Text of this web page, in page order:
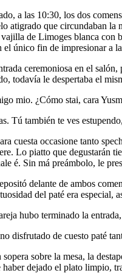
a las 10:30, los dos
atigrado que circundaban la
de Limoges blanca con
el único fin de impresionar a
ceremoniosa en el
todavía le despertaba el
mio. ¿Cómo stai, cara
Tú también te ves
cuesta occasione tanto
Lo piatto que degustarán
é. Sin má preámbolo, le
delante de ambos
del paté era especial,
hubo terminado la
disfrutado de cuesto paté
sopera sobre la mesa, la
haber dejado el plato limpio,